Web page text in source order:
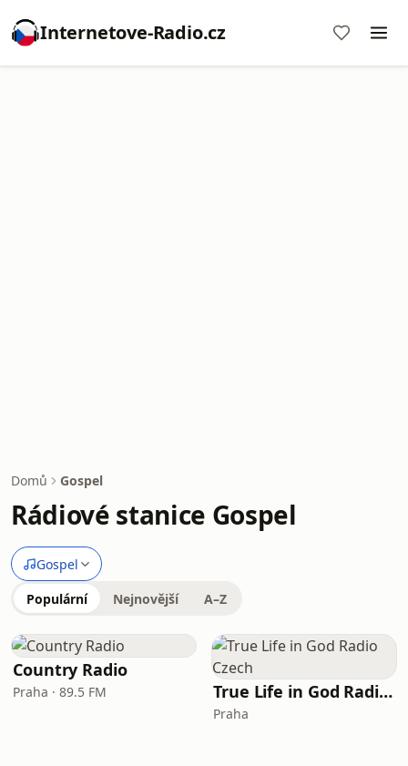
Internetove-Radio.cz
Domů Gospel
Rádiové stanice Gospel
Gospel
Populární Nejnovější A–Z
Country Radio
Praha · 89.5 FM True Life in God Radio Czech
Praha